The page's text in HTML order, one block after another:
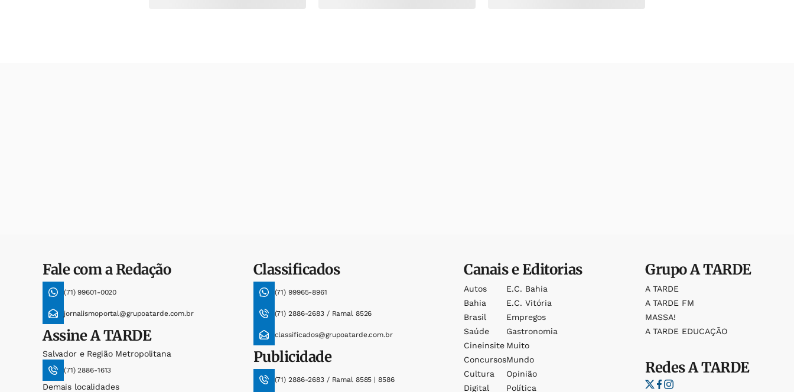
Fale com a Redação
(71) 99601-0020
jornalismoportal@grupoatarde.com.br
AssineA TARDE
Salvador e Região Metropolitana
(71) 2886-1613
Demais localidades
Classificados
(71) 99965-8961
(71) 2886-2683 / Ramal 8526
classificados@grupoatarde.com.br
Publicidade
(71) 2886-2683 / Ramal 8585 | 8586
Canais e Editorias
Autos
Bahia
Brasil
Saúde
Cineinsite
Concursos
Cultura
Digital
E.c. Bahia
E.c. Vitória
Empregos
Gastronomia
Muito
Mundo
Opinião
Política
GrupoA TARDE
A TARDE
A TARDE FM
MASSA!
A TARDE EDUCAÇÃO
RedesA TARDE